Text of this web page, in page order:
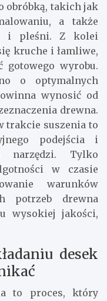
obróbką, takich jak
a także
i pleśni. Z kolei
kruche i łamliwe,
gotowego wyrobu.
o optymalnych
wynosić od
drewna.
trakcie suszenia to
podejścia i
narzędzi. Tylko
w czasie
warunków
potrzeb drewna
wysokiej jakości,
desek
to proces, który